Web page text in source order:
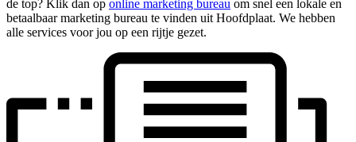
de top? Klik dan op online marketing bureau om snel een lokale en
betaalbaar marketing bureau te vinden uit Hoofdplaat. We hebben
alle services voor jou op een rijtje gezet.